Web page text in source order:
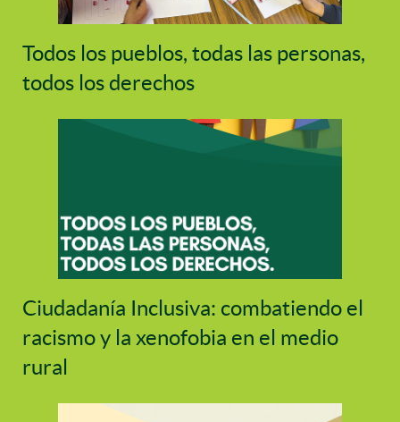
Todos los pueblos, todas las personas,
todos los derechos
Ciudadanía Inclusiva: combatiendo el
racismo y la xenofobia en el medio
rural